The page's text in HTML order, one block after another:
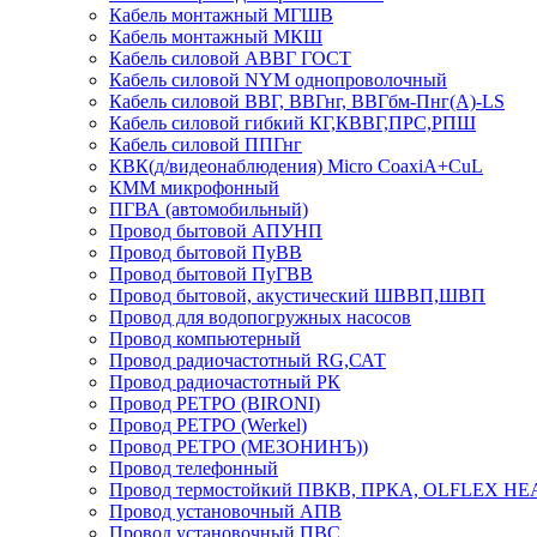
Кабель монтажный МГШВ
Кабель монтажный МКШ
Кабель силовой АВВГ ГОСТ
Кабель силовой NYM однопроволочный
Кабель силовой ВВГ, ВВГнг, ВВГбм-Пнг(А)-LS
Кабель силовой гибкий КГ,КВВГ,ПРС,РПШ
Кабель силовой ППГнг
КВК(д/видеонаблюдения) Micro CoaxiA+CuL
КММ микрофонный
ПГВА (автомобильный)
Провод бытовой АПУНП
Провод бытовой ПуВВ
Провод бытовой ПуГВВ
Провод бытовой, акустический ШВВП,ШВП
Провод для водопогружных насосов
Провод компьютерный
Провод радиочастотный RG,САТ
Провод радиочастотный РК
Провод РЕТРО (BIRONI)
Провод РЕТРО (Werkel)
Провод РЕТРО (МЕЗОНИНЪ))
Провод телефонный
Провод термостойкий ПВКВ, ПРКА, OLFLEX
Провод установочный АПВ